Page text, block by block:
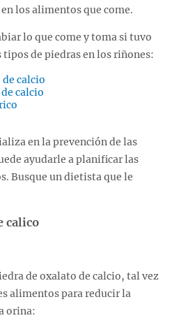
en los alimentos que come.
lo que come y toma si tuvo
de piedras en los riñones:
calcio
calcio
en la prevención de las
ayudarle a planificar las
Busque un dietista que le
calico
de oxalato de calcio, tal vez
alimentos para reducir la
orina: